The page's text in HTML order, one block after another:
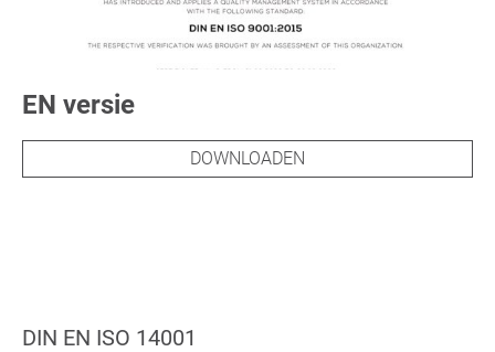
EN versie
DOWNLOADEN
DIN EN ISO 14001